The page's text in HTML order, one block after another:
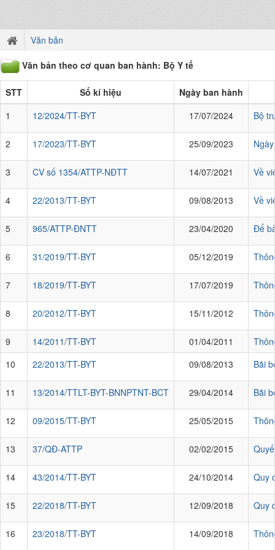
Văn bản
Văn bản theo cơ quan ban hành: Bộ Y tế
STT Số kí hiệu
Ngày ban hành
1
12/2024/TT-BYT 17/07/2024 Bộ
2 17/2023/TT-BYT 25/09/2023
3 CV số 1354/ATTP-NĐTT 14/07/2021 Về
4 22/2013/TT-BYT 09/08/2013 Về
5 965/ATTP-ĐNTT 23/04/2020 Để
6 31/2019/TT-BYT 05/12/2019
7 18/2019/TT-BYT 17/07/2019
8 20/2012/TT-BYT 15/11/2012
9 14/2011/TT-BYT 01/04/2011
10
22/2013/TT-BYT 09/08/2013 Bãi
11 13/2014/TTLT-BYT-BNNPTNT-BCT 29/04/2014 Bãi
12 09/2015/TT-BYT 25/05/2015
13 37/QĐ-ATTP 02/02/2015
14 43/2014/TT-BYT 24/10/2014 Quy
15 22/2018/TT-BYT 12/09/2018 Quy
16 23/2018/TT-BYT 14/09/2018